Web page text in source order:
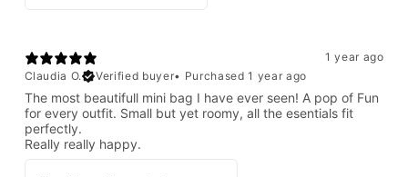
1 year ago
Claudia O.
Verified buyer• Purchased 1 year ago
The most beautifull mini bag I have ever seen! A pop of Fun
for every outfit. Small but yet roomy, all the esentials fit
perfectly.
Really really happy.